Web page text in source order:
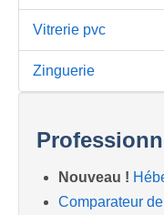
Vitrerie pvc
Zinguerie
Nouveau !
Comparateur